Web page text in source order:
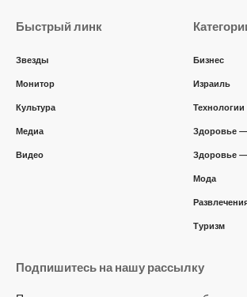
Быстрый линк
Звезды
Монитор
Культура
Медиа
Видео
Бизнес
Израиль
Технологии
Здоровье
Здоровье
Мода
Туризм
Подпишитесь на нашу рассылку